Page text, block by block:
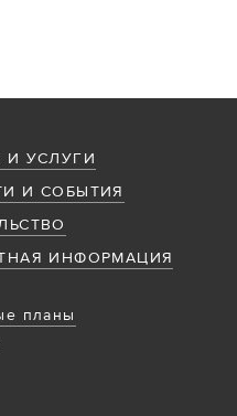
И УСЛУГИ
И СОБЫТИЯ
ИНФОРМАЦИЯ
планы